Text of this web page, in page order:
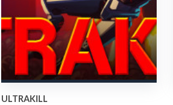
ULTRAKILL